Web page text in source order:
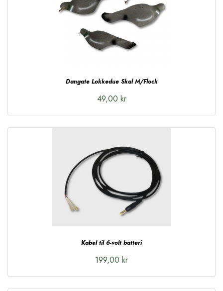
Dangate Lokkedue Skal M/Flock
49,00 kr
Kabel til 6-volt batteri
199,00 kr